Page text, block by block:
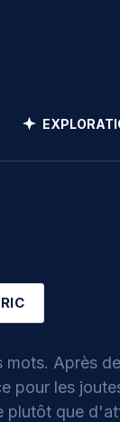
Après
pour les
plutôt que